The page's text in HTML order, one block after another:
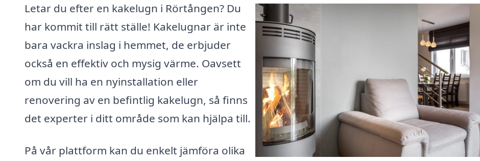
Letar du efter en kakelugn i Rörtången? Du
har kommit till rätt ställe! Kakelugnar är inte
bara vackra inslag i hemmet, de erbjuder
också en effektiv och mysig värme. Oavsett
om du vill ha en nyinstallation eller
renovering av en befintlig kakelugn, så finns
det experter i ditt område som kan hjälpa till.
På vår plattform kan du enkelt jämföra olika